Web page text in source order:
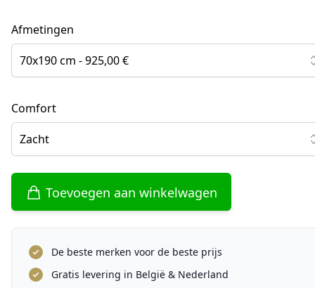
Afmetingen
70x190 cm - 925,00 €
Comfort
Zacht
Toevoegen aan winkelwagen
De beste merken voor de beste prijs
Gratis levering in België & Nederland